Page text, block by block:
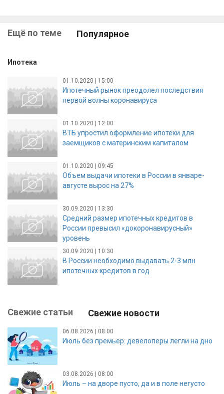
Ещё по теме Популярное
Ипотека
01.10.2020 | 15:00
Ипотечный рынок преодолел последствия
первой волны коронавируса
01.10.2020 | 12:00
ВТБ упростил оформление ипотеки для
заемщиков с материнским капиталом
01.10.2020 | 09:45
Объем выдачи ипотеки в России в январе-
августе вырос на 27%
30.09.2020 | 13:30
Средний размер ипотечных кредитов в
России превысил «докоронавирусный»
уровень
30.09.2020 | 10:30
В России необходимо выдавать 2-3 млн
ипотечных кредитов в год
Свежие статьи Свежие новости
06.08.2026 | 08:00
Июль без премьер: девелоперы легли на дно
03.08.2026 | 08:00
Июль – на дворе пусто, да и в поле негусто